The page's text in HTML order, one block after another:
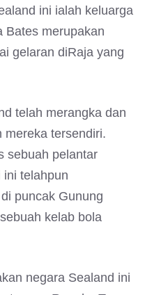
ini ialah keluarga
Bates merupakan
gelaran diRaja yang
telah merangka dan
mereka tersendiri.
sebuah pelantar
telahpun
puncak Gunung
kelab bola
negara Sealand ini